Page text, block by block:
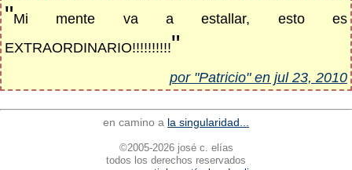
"Mi mente va a estallar, esto es
EXTRAORDINARIO!!!!!!!!!!"
por "Patricio" en jul 23, 2010
en camino a la singularidad...
©2005-2026 josé c. elías
todos los derechos reservados